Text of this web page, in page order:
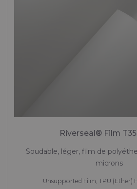
Riverseal® Film
Soudable, léger, film de
microns
Unsupported Film, TPU (Ether)